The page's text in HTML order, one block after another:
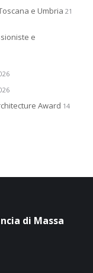
e Umbria 21
e
Award 14
di Massa